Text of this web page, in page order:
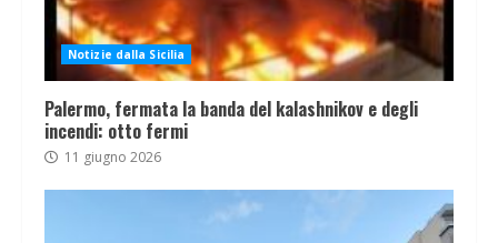
Notizie dalla Sicilia
Palermo, fermata la banda del kalashnikov e degli
incendi: otto fermi
11 giugno 2026